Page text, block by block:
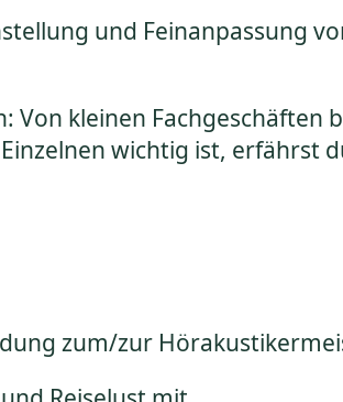
und Feinanpassung
Von kleinen
wichtig ist, erfährst
zum/zur